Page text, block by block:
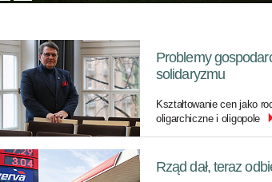
Problemy
solidaryzmu
Kształtowanie cen jako
oligarchiczne i oligopole
Rząd dał, teraz